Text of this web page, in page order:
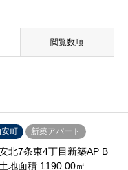
閲覧数順
町 新築アパート
北7条東4丁目新築AP B
地面積 1190.00㎡